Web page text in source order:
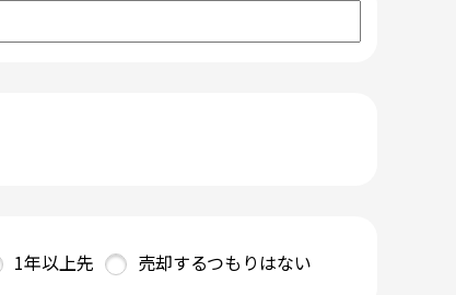
1年以上先 売却するつもりはない